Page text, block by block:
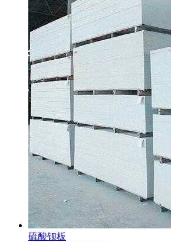
硫酸钡板